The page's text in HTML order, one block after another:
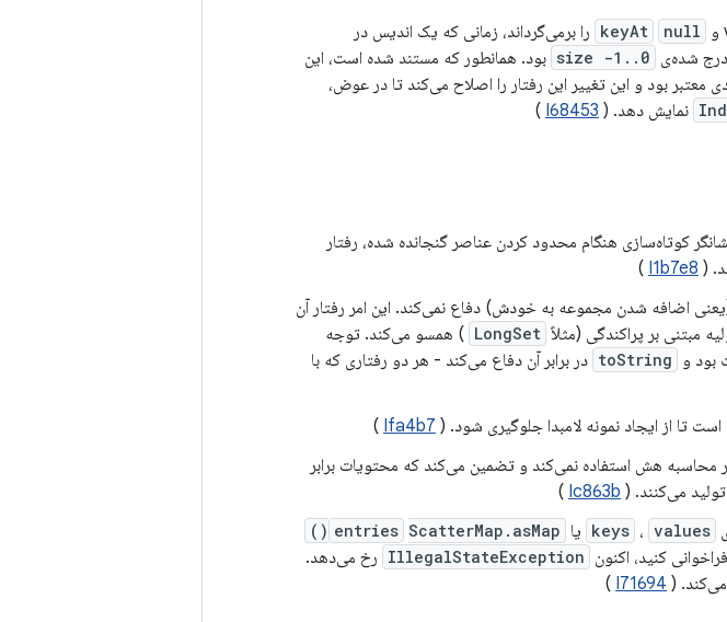
keyAt null
را برمی‌گرداند، زمانی که یک اندیس در
شده‌ی 0..size -1
بود. همانطور که مستند شده است، این
معتبر بود و این تغییر این رفتار را اصلاح می‌کند تا در عوض،
نمایش دهد. ( I68453
)
کوتاه‌سازی هنگام محدود کردن عناصر گنجانده شده، رفتار
(
I1b7e8
)
(یعنی اضافه شدن مجموعه به خودش) دفاع نمی‌کند. این امر رفتار آن
مبتنی بر پراکندگی (مثلاً LongSet ) همسو می‌کند. توجه
بود و toString در برابر آن دفاع می‌کند - هر دو رفتاری که با
تا از ایجاد نمونه لامبدا جلوگیری شود. ( Ifa4b7
)
محاسبه هش استفاده نمی‌کند و تضمین می‌کند که محتویات برابر
می‌کنند. ( Ic863b
)
keys ، values یا entries ScatterMap.asMap()
کنید، اکنون IllegalStateException رخ می‌دهد.
I71694
)